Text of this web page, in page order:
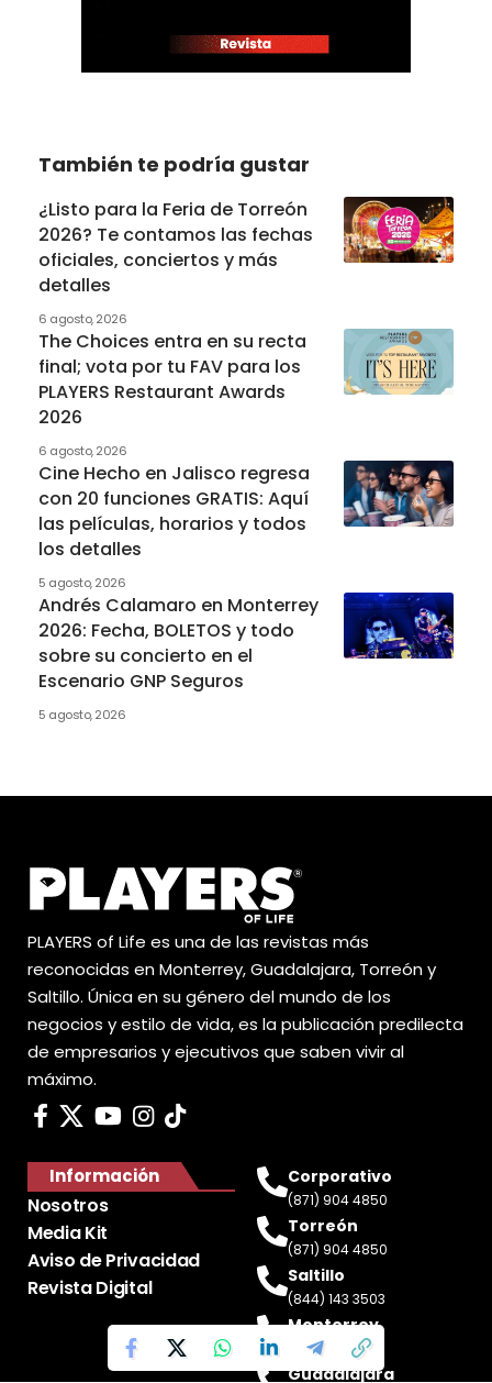
También te podría gustar
¿Listo para la Feria de Torreón
2026? Te contamos las fechas
oficiales, conciertos y más
detalles
6 agosto, 2026
The Choices entra en su recta
final; vota por tu FAV para los
PLAYERS Restaurant Awards
2026
6 agosto, 2026
Cine Hecho en Jalisco regresa
con 20 funciones GRATIS: Aquí
las películas, horarios y todos
los detalles
5 agosto, 2026
Andrés Calamaro en Monterrey
2026: Fecha, BOLETOS y todo
sobre su concierto en el
Escenario GNP Seguros
5 agosto, 2026
PLAYERS of Life es una de las revistas más
reconocidas en Monterrey, Guadalajara, Torreón y
Saltillo. Única en su género del mundo de los
negocios y estilo de vida, es la publicación predilecta
de empresarios y ejecutivos que saben vivir al
máximo.
Información
Nosotros
Media Kit
Aviso de Privacidad
Revista Digital
Corporativo
(871) 904 4850
Torreón
(871) 904 4850
Saltillo
(844) 143 3503
Monterrey
(81) 2188 0412
Guadalajara